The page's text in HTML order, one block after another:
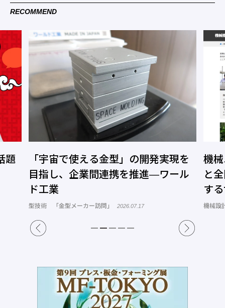
RECOMMEND
題
「宇宙で使える金型」の開発実現を
目指し、企業間連携を推進―ワール
ド工業
型技術 「金型メーカー訪問」 2026.07.17
機
と
す
ト
機械設